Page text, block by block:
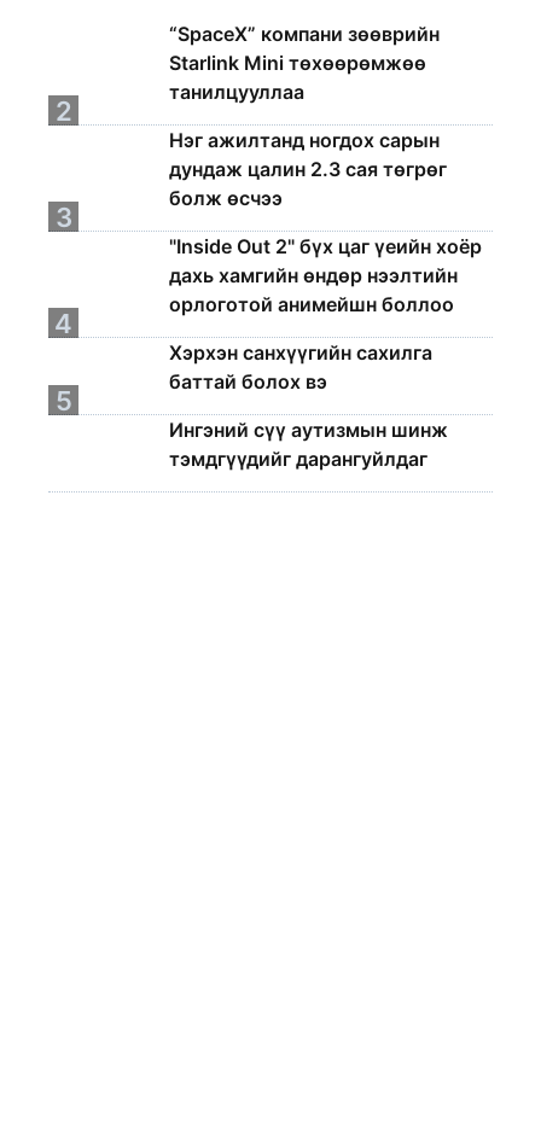
“SpaceX” компани зөөврийн
Starlink Mini төхөөрөмжөө
танилцууллаа
2
Нэг ажилтанд ногдох сарын
дундаж цалин 2.3 сая төгрөг
болж өсчээ
3
"Inside Out 2" бүх цаг үеийн хоёр
дахь хамгийн өндөр нээлтийн
орлоготой анимейшн боллоо
4
Хэрхэн санхүүгийн сахилга
баттай болох вэ
5
Ингэний сүү аутизмын шинж
тэмдгүүдийг дарангуйлдаг